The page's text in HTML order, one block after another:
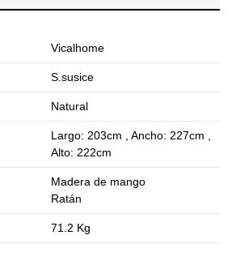
Vicalhome
S.susice
Natural
Largo: 203cm , Ancho: 227cm ,
Alto: 222cm
Madera de mango
Ratán
71.2 Kg